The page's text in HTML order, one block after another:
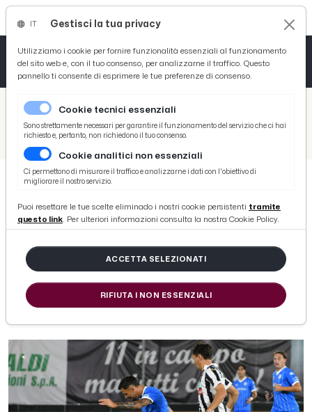
/ Picenotime
/ Ascoli Time
/ Ascoli-Pineto 3-0, i momenti chiave della partita
Ascoli-Pineto 3-0, i momenti chiave
della partita
martedì 23 settembre 2025
Gestisci la tua privacy
Utilizziamo i cookie per fornire funzionalità essenziali al funzionamento
del sito web e, con il tuo consenso, per analizzarne il traffico. Questo
pannello ti consente di esprimere le tue preferenze di consenso.
Cookie tecnici essenziali
Sono strettamente necessari per garantire il funzionamento del servizio che ci hai
richiesto e, pertanto, non richiedono il tuo consenso.
Cookie analitici non essenziali
Ci permettono di misurare il traffico e analizzarne i dati con l'obiettivo di
migliorare il nostro servizio.
Puoi resettare le tue scelte eliminado i nostri cookie persistenti tramite
questo link. Per ulteriori informazioni consulta la nostra Cookie Policy.
ACCETTA SELEZIONATI
RIFIUTA I NON ESSENZIALI
Tutto News
Tutto Sport
Basket
Ciclismo
Tutto Curiosità